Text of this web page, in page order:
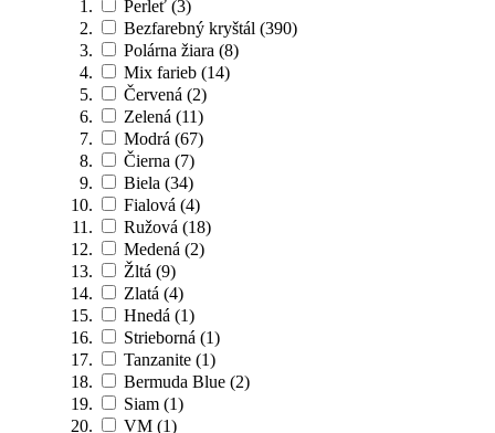
Perleť (3)
Bezfarebný kryštál (390)
Polárna žiara (8)
Mix farieb (14)
Červená (2)
Zelená (11)
Modrá (67)
Čierna (7)
Biela (34)
Fialová (4)
Ružová (18)
Medená (2)
Žltá (9)
Zlatá (4)
Hnedá (1)
Strieborná (1)
Tanzanite (1)
Bermuda Blue (2)
Siam (1)
VM (1)